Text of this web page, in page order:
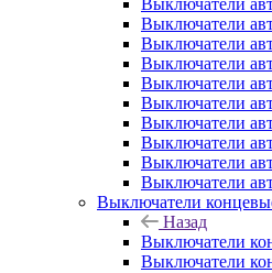
Выключатели
Выключатели
Выключатели
Выключатели
Выключатели
Выключатели
Выключатели
Выключатели
Выключатели
Выключатели
Назад
Выключатели
Выключатели